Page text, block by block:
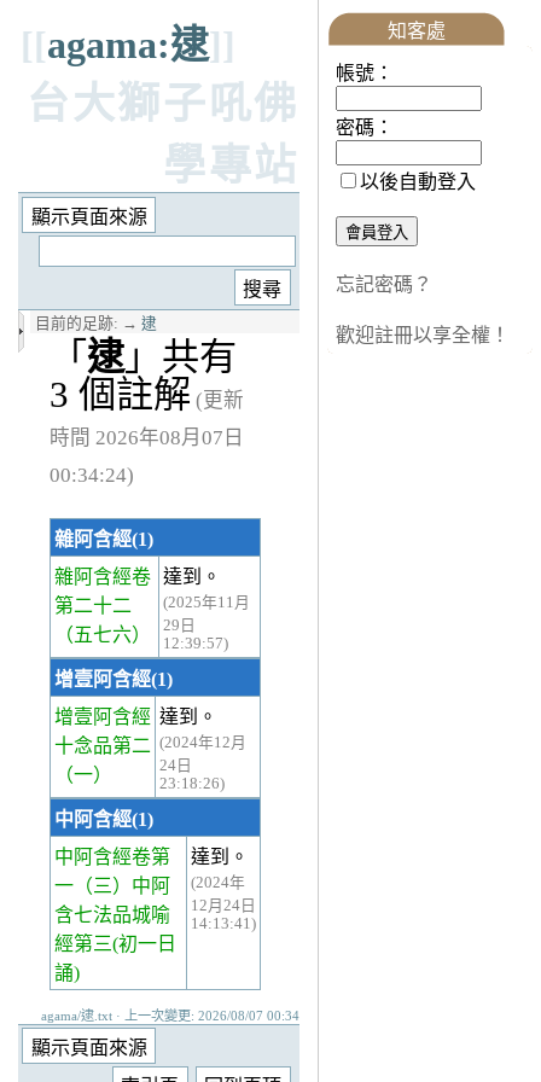
[[agama:逮]]
台大獅子吼佛
學專站
目前的足跡: → 逮
「 逮 」共有
3 個註解 (更新
時間 2026年08月07日
00:34:24)
雜阿含經(1)
雜阿含經卷
第二十二
（五七六）
達到。
(2025年11月
29日
12:39:57)
增壹阿含經(1)
增壹阿含經
十念品第二
（一）
達到。
(2024年12月
24日
23:18:26)
中阿含經(1)
中阿含經卷第
一 （三）中阿
含七法品城喻
經第三(初一日
誦)
達到。
(2024年
12月24日
14:13:41)
agama/逮.txt · 上一次變更: 2026/08/07 00:34
知客處
帳號：
密碼：
以後自動登入
忘記密碼？
歡迎註冊以享全權！